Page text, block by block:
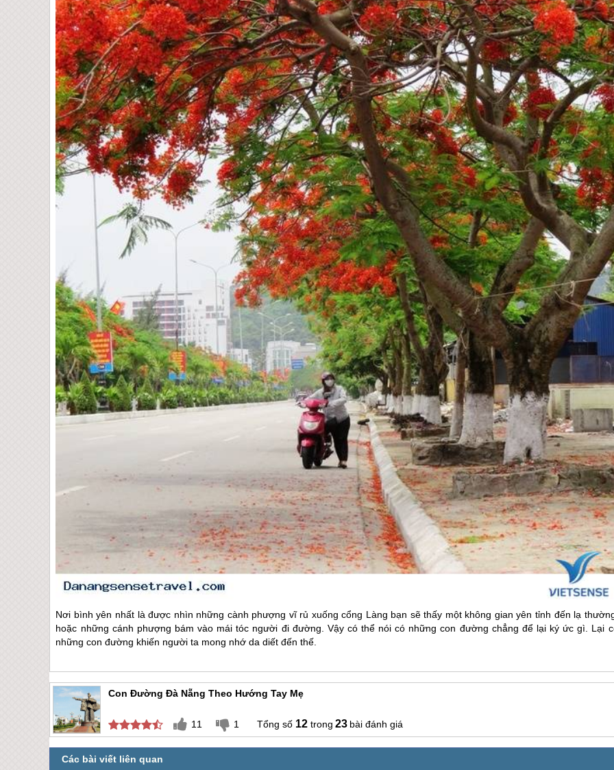
Nơi bình yên nhất là được nhìn những cành phượng vĩ rủ xuống cổng Làng bạn sẽ thấy một không gian yên tỉnh đến lạ
hoặc những cánh phượng bám vào mái tóc người đi đường. Vậy có thể nói có những con đường chẳng để lại ký ức gì. Lại
những con đường khiến người ta mong nhớ da diết đến thế.
Con Đường Đà Nẵng Theo Hướng Tay Mẹ
11 1 12 23 bài đánh giá